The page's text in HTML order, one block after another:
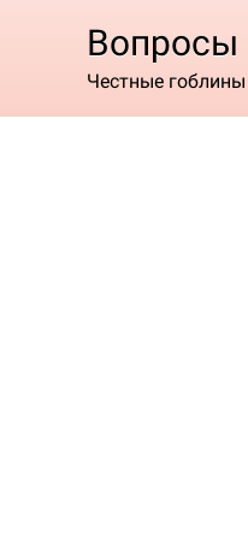
Вопросы
Честные